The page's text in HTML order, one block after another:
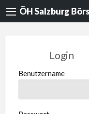
ÖH Salzburg
Login
Benutzername